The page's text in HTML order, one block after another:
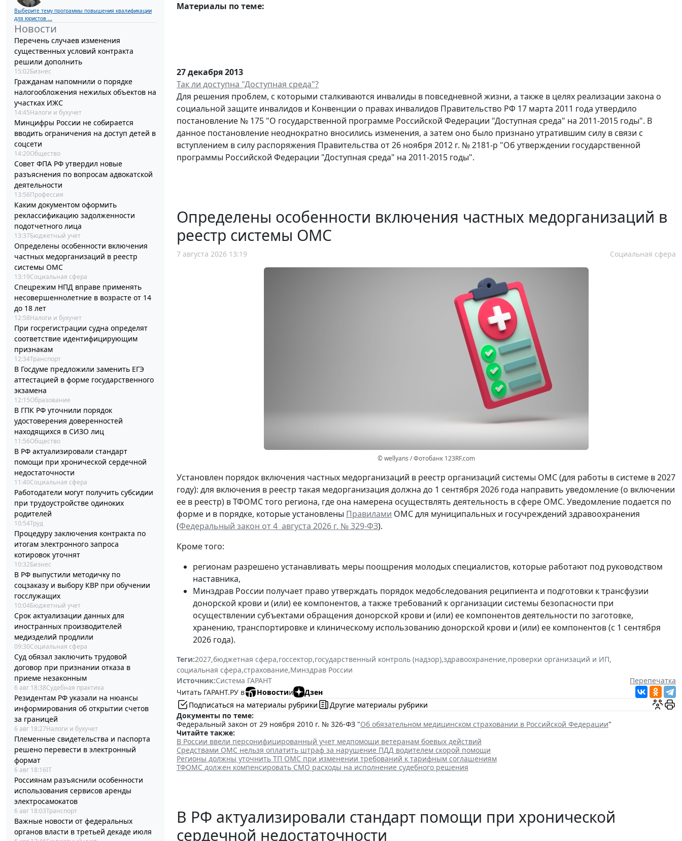
Выберите тему программы повышения квалификации
для юристов ...
Новости
Перечень случаев изменения
существенных условий контракта
решили дополнить
15:02Бизнес
Гражданам напомнили о порядке
налогообложения нежилых объектов на
участках ИЖС
14:45Налоги и бухучет
Минцифры России не собирается
вводить ограничения на доступ детей в
соцсети
14:20Общество
Совет ФПА РФ утвердил новые
разъяснения по вопросам адвокатской
деятельности
13:56Профессия
Каким документом оформить
реклассификацию задолженности
подотчетного лица
13:37Бюджетный учет
Определены особенности включения
частных медорганизаций в реестр
системы ОМС
13:19Социальная сфера
Спецрежим НПД вправе применять
несовершеннолетние в возрасте от 14
до 18 лет
12:58Налоги и бухучет
При госрегистрации судна определят
соответствие идентифицирующим
признакам
12:34Транспорт
В Госдуме предложили заменить ЕГЭ
аттестацией в форме государственного
экзамена
12:15Образование
В ГПК РФ уточнили порядок
удостоверения доверенностей
находящихся в СИЗО лиц
11:56Общество
В РФ актуализировали стандарт
помощи при хронической сердечной
недостаточности
11:40Социальная сфера
Работодатели могут получить субсидии
при трудоустройстве одиноких
родителей
10:54Труд
Процедуру заключения контракта по
итогам электронного запроса
котировок уточнят
10:32Бизнес
В РФ выпустили методичку по
соцзаказу и выбору КВР при обучении
госслужащих
10:04Бюджетный учет
Срок актуализации данных для
иностранных производителей
медизделий продлили
09:30Социальная сфера
Суд обязал заключить трудовой
договор при признании отказа в
приеме незаконным
6 авг 18:38Судебная практика
Резидентам РФ указали на нюансы
информирования об открытии счетов
за границей
6 авг 18:27Налоги и бухучет
Племенные свидетельства и паспорта
решено перевести в электронный
формат
6 авг 18:16IT
Россиянам разъяснили особенности
использования сервисов аренды
электросамокатов
6 авг 18:03Транспорт
Важные новости от федеральных
органов власти в третьей декаде июля
Материалы по теме:
27 декабря 2013
Так ли доступна "Доступная среда"?
Для решения проблем, с которыми сталкиваются инвалиды в повседневной жизни, а также в целях реализации закона о
социальной защите инвалидов и Конвенции о правах инвалидов Правительство РФ 17 марта 2011 года утвердило
постановление № 175 "О государственной программе Российской Федерации "Доступная среда" на 2011-2015 годы". В
данное постановление неоднократно вносились изменения, а затем оно было признано утратившим силу в связи с
вступлением в силу распоряжения Правительства от 26 ноября 2012 г. № 2181-р "Об утверждении государственной
программы Российской Федерации "Доступная среда" на 2011-2015 годы".
Определены особенности включения частных медорганизаций в
реестр системы ОМС
7 августа 2026 13:19 Социальная сфера
© wellyans / Фотобанк 123RF.com
Установлен порядок включения частных медорганизаций в реестр организаций системы ОМС (для работы в системе в 2027
году): для включения в реестр такая медорганизация должна до 1 сентября 2026 года направить уведомление (о включении
ее в реестр) в ТФОМС того региона, где она намерена осуществлять деятельность в сфере ОМС. Уведомление подается по
форме и в порядке, которые установлены Правилами ОМС для муниципальных и госучреждений здравоохранения
(Федеральный закон от 4 августа 2026 г. № 329-ФЗ).
Кроме того:
регионам разрешено устанавливать меры поощрения молодых специалистов, которые работают под руководством
наставника,
Минздрав России получает право утверждать порядок медобследования реципиента и подготовки к трансфузии
донорской крови и (или) ее компонентов, а также требований к организации системы безопасности при
осуществлении субъектами обращения донорской крови и (или) ее компонентов деятельности по заготовке,
хранению, транспортировке и клиническому использованию донорской крови и (или) ее компонентов (с 1 сентября
2026 года).
Теги:2027,бюджетная сфера,госсектор,государственный контроль (надзор),здравоохранение,проверки организаций и ИП,
социальная сфера,страхование,Минздрав России
Источник:Система ГАРАНТ
Перепечатка
Читать ГАРАНТ.РУ в
Новостии
Дзен
Подписаться на материалы рубрики
Другие материалы рубрики
Документы по теме:
Федеральный закон от 29 ноября 2010 г. № 326-ФЗ "Об обязательном медицинском страховании в Российской Федерации"
Читайте также:
В России ввели персонифицированный учет медпомощи ветеранам боевых действий
Средствами ОМС нельзя оплатить штраф за нарушение ПДД водителем скорой помощи
Регионы должны уточнить ТП ОМС при изменении требований к тарифным соглашениям
ТФОМС должен компенсировать СМО расходы на исполнение судебного решения
В РФ актуализировали стандарт помощи при хронической
сердечной недостаточности